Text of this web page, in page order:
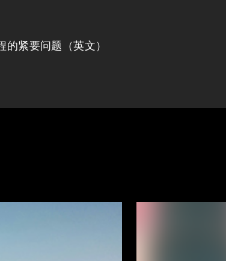
紧要问题（英文）